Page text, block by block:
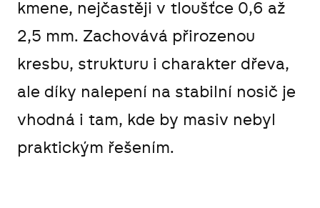
kmene, nejčastěji v tloušťce 0,6 až
2,5 mm. Zachovává přirozenou
kresbu, strukturu i charakter dřeva,
ale díky nalepení na stabilní nosič je
vhodná i tam, kde by masiv nebyl
praktickým řešením.